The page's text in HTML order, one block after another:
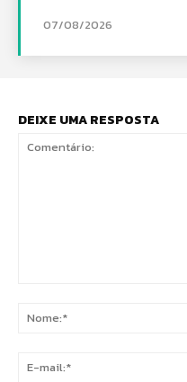
07/08/2026
DEIXE UMA RESPOSTA